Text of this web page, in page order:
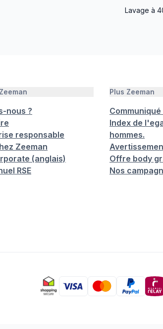
Lavage à
nous ?
responsable
Zeeman
(anglais)
RSE
Plus Zeeman
Index de
hommes.
Offre body
Nos